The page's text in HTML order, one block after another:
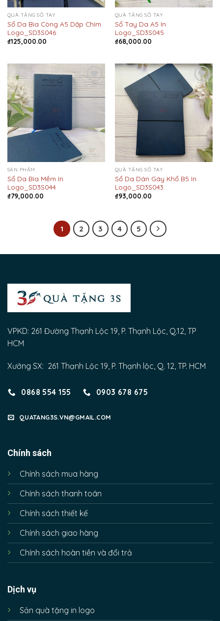
QUÀ TẶNG SỔ TAY
Sổ Da Bìa Còng A5 Dập Chìm
Logo_SD3S046
₫125,000.00
QUÀ TẶNG SỔ TAY
Sổ Tay Da A5 In
Logo_SD3S045
₫68,000.00
Add to
Wishlist
SẢN PHẨM
Sổ Da Bìa Mềm In
Logo_SD3S044
₫79,000.00
Add to
Wishlist
QUÀ TẶNG SỔ TAY
Sổ Da Dán Gáy Khổ B5 In
Logo_SD3S043
₫93,000.00
1 2 3 4 5
VPKD: 261 Đường Thạnh Lộc 19, P. Thạnh Lộc, Q.12, TP
HCM
Xưởng SX: 261 Thạnh Lộc 19, P. Thạnh lộc, Q. 12, TP. HCM
0868 554 155 0903 678 675
QUATANG3S.VN@GMAIL.COM
Chính sách
Chính sách mua hàng
Chính sách thanh toán
Chính sách thiết kế
Chính sách giao hàng
Chính sách hoàn tiền và đổi trả
Dịch vụ
Sản quà tặng in logo